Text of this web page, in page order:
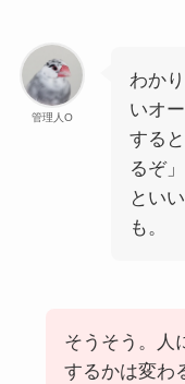
管理人O
わか
いオ
する
るぞ
とい
も。
そうそう。人
するかは変わ